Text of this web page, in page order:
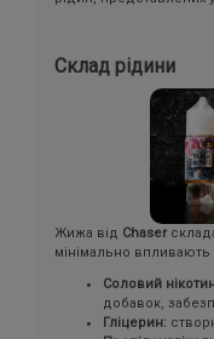
Склад рідини
Жижа від Chaser
мінімально
Соловий
добавок,
Гліцерин: